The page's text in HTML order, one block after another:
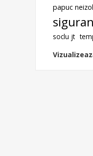
papuc
soclu jt